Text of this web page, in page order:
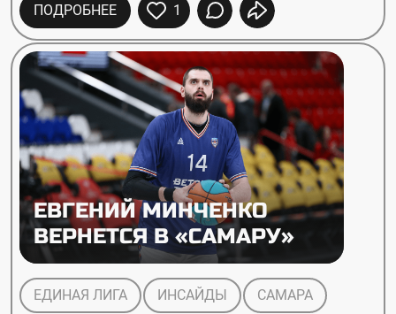
ПОДРОБНЕЕ 1
ЕВГЕНИЙ МИНЧЕНКО
ВЕРНЕТСЯ В «САМАРУ»
ЕДИНАЯ ЛИГА ИНСАЙДЫ САМАРА